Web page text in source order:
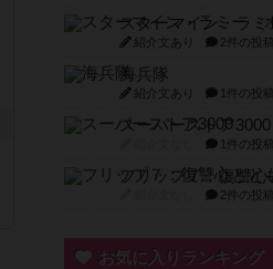
紹介文あり 2件の投稿
海兵隊
紹介文あり 1件の投稿
スーパーストア3000
1件の投稿
2件の投稿
お気に入りランキング